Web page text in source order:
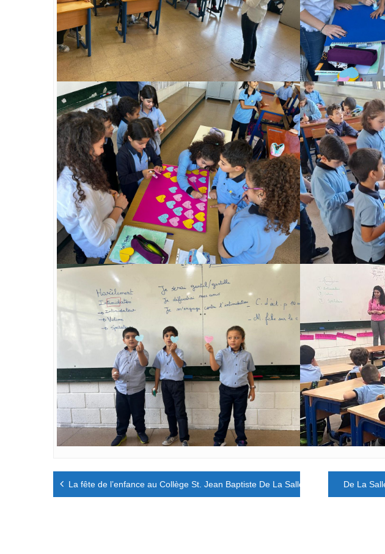
Navigation
de
La fête de l’enfance au Collège St. Jean Baptiste De La Salle Bab El LoukDe La